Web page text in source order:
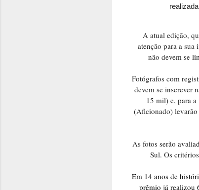
A atual edição,
atenção para a
não devem se
Fotógrafos com
devem se inscrever
15 mil) e, para
(Aficionado) levarão
As fotos serão
Sul. Os
Em 14 anos de
prêmio já realizou